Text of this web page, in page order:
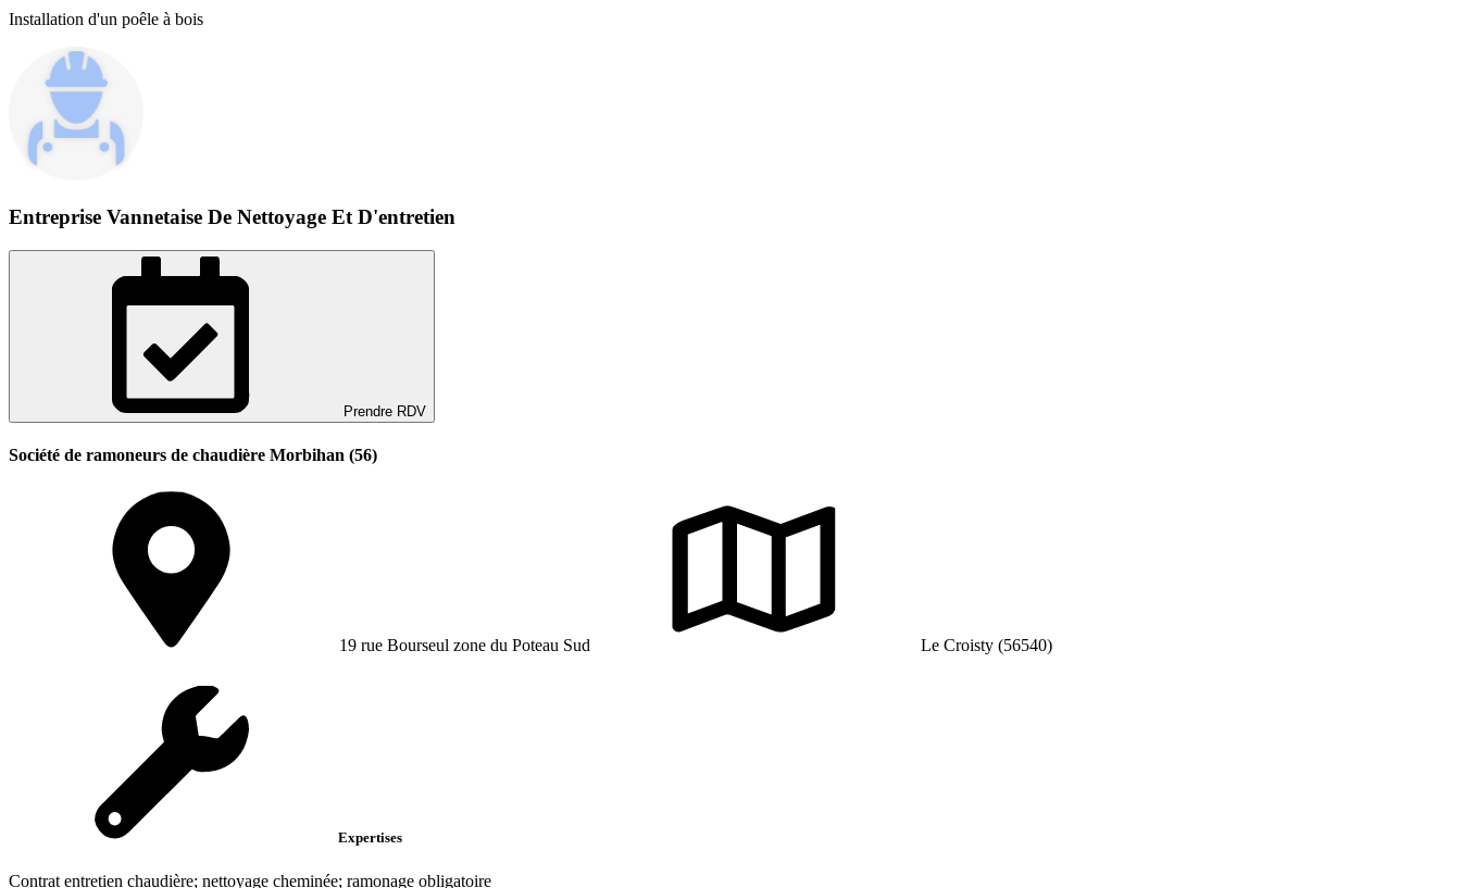
Installation d'un poêle à bois
Entreprise Vannetaise De Nettoyage Et D'entretien
Prendre RDV
Société de ramoneurs de chaudière Morbihan (56)
19 rue Bourseul zone du Poteau Sud Le Croisty (56540)
Expertises
Contrat entretien chaudière; nettoyage cheminée; ramonage obligatoire